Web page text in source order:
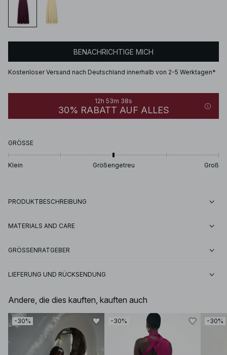
BENACHRICHTIGE MICH
Kostenloser Versand nach Deutschland innerhalb von 2-5 Werktagen*
12h 53m 38s
30% RABATT AUF ALLES
GRÖSSE
Klein Größengetreu Groß
PRODUKTBESCHREIBUNG
MATERIALS AND CARE
GRÖSSENRATGEBER
LIEFERUNG UND RÜCKSENDUNG
Andere, die dies kauften, kauften auch
-30% -30% -30%